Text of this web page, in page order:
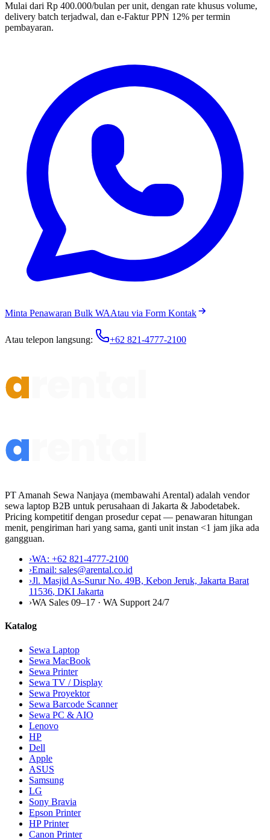
Mulai dari Rp 400.000/bulan per unit, dengan rate khusus volume,
delivery batch terjadwal, dan e-Faktur PPN 12% per termin
pembayaran.
Minta Penawaran Bulk WAAtau via Form Kontak
Atau telepon langsung: +62 821-4777-2100
PT Amanah Sewa Nanjaya (membawahi Arental) adalah vendor
sewa laptop B2B untuk perusahaan di Jakarta & Jabodetabek.
Pricing kompetitif dengan prosedur cepat — penawaran hitungan
menit, pengiriman hari yang sama, ganti unit instan <1 jam jika ada
gangguan.
›WA: +62 821-4777-2100
›Email: sales@arental.co.id
›Jl. Masjid As-Surur No. 49B, Kebon Jeruk, Jakarta Barat
11536, DKI Jakarta
›WA Sales 09–17 · WA Support 24/7
Katalog
Sewa Laptop
Sewa MacBook
Sewa Printer
Sewa TV / Display
Sewa Proyektor
Sewa Barcode Scanner
Sewa PC & AIO
Lenovo
HP
Dell
Apple
ASUS
Samsung
LG
Sony Bravia
Epson Printer
HP Printer
Canon Printer